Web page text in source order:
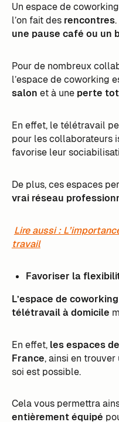
Un espace de
l’on fait des rencontres
une pause café ou un
Pour de nombreux
l’espace de coworking
salon et à une perte
En effet, le télétravail
pour les collaborateurs
favorise leur
De plus, ces espaces
vrai réseau
Lire aussi :
travail
Favoriser la
L’espace de coworking
télétravail à domicile
En effet, les espaces
France, ainsi en trouver
soi est possible.
Cela vous permettra
entièrement équipé